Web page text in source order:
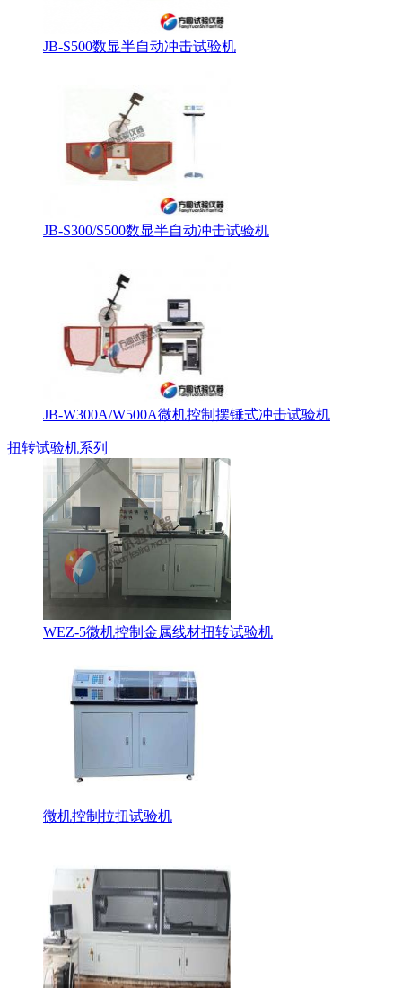
JB-S500数显半自动冲击试验机
JB-S300/S500数显半自动冲击试验机
JB-W300A/W500A微机控制摆锤式冲击试验机
扭转试验机系列
WEZ-5微机控制金属线材扭转试验机
微机控制拉扭试验机